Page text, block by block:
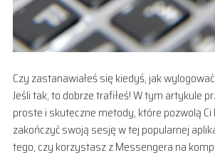
Czy zastanawiałeś się kiedyś, jak
Jeśli tak, to dobrze trafiłeś! W tym artykule
proste i skuteczne metody, które pozwolą Ci
zakończyć swoją sesję w tej popularnej
tego, czy korzystasz z Messengera na